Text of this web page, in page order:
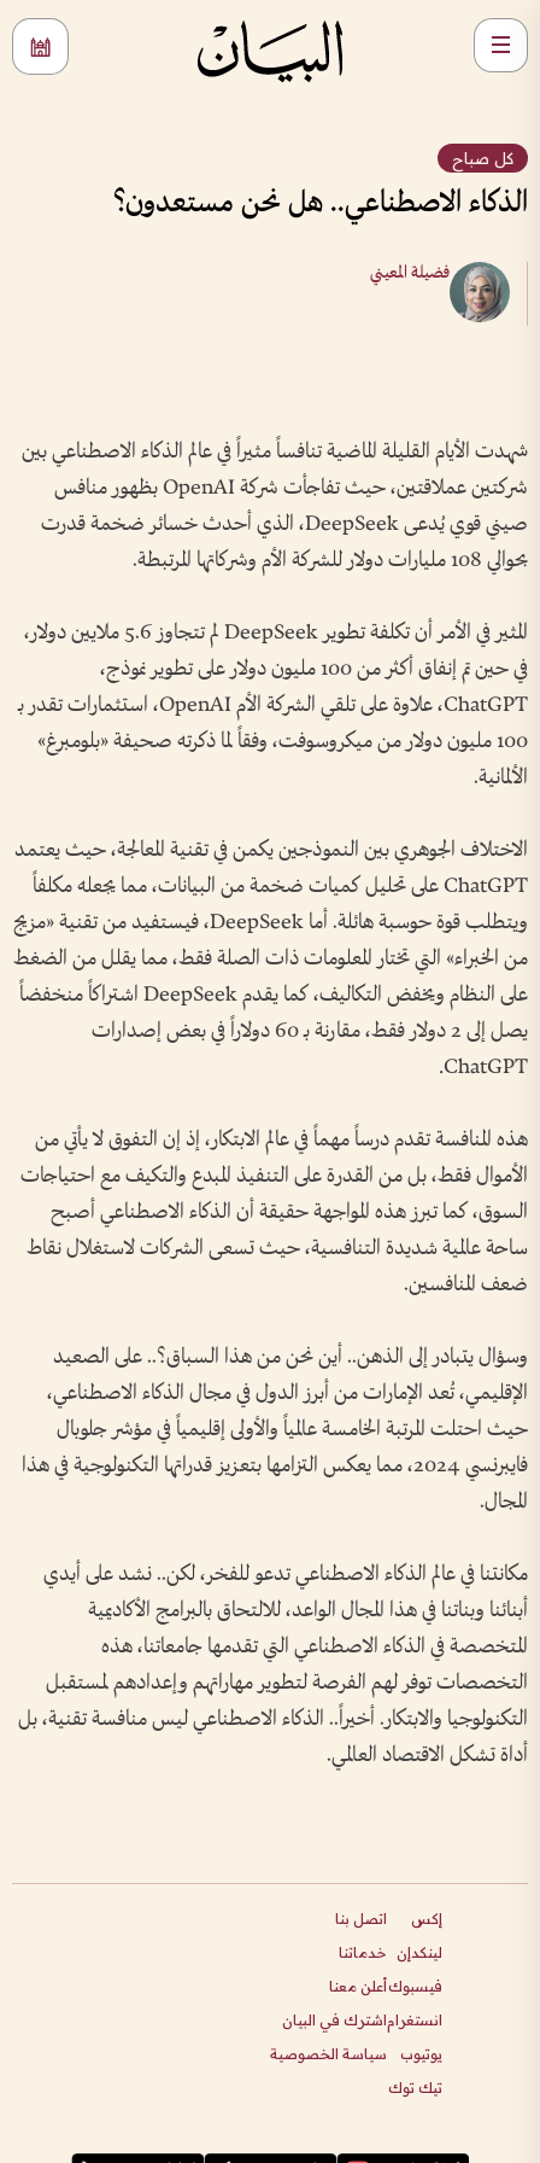
كل صباح
الذكاء الاصطناعي.. هل نحن مستعدون؟
فضيلة المعيني
شهدت الأيام القليلة الماضية تنافساً مثيراً في عالم الذكاء الاصطناعي بين
شركتين عملاقتين، حيث تفاجأت شركة OpenAI بظهور منافس
صيني قوي يُدعى DeepSeek، الذي أحدث خسائر ضخمة قدرت
بحوالي 108 مليارات دولار للشركة الأم وشركاتها المرتبطة.
المثير في الأمر أن تكلفة تطوير DeepSeek لم تتجاوز 5.6 ملايين دولار،
في حين تم إنفاق أكثر من 100 مليون دولار على تطوير نموذج،
ChatGPT، علاوة على تلقي الشركة الأم OpenAI، استثمارات تقدر بـ
100 مليون دولار من ميكروسوفت، وفقاً لما ذكرته صحيفة «بلومبرغ»
الألمانية.
الاختلاف الجوهري بين النموذجين يكمن في تقنية المعالجة، حيث يعتمد
ChatGPT على تحليل كميات ضخمة من البيانات، مما يجعله مكلفاً
ويتطلب قوة حوسبة هائلة. أما DeepSeek، فيستفيد من تقنية «مزيج
من الخبراء» التي تختار المعلومات ذات الصلة فقط، مما يقلل من الضغط
على النظام ويخفض التكاليف، كما يقدم DeepSeek اشتراكاً منخفضاً
يصل إلى 2 دولار فقط، مقارنة بـ 60 دولاراً في بعض إصدارات
ChatGPT.
هذه المنافسة تقدم درساً مهماً في عالم الابتكار، إذ إن التفوق لا يأتي من
الأموال فقط، بل من القدرة على التنفيذ المبدع والتكيف مع احتياجات
السوق، كما تبرز هذه المواجهة حقيقة أن الذكاء الاصطناعي أصبح
ساحة عالمية شديدة التنافسية، حيث تسعى الشركات لاستغلال نقاط
ضعف المنافسين.
وسؤال يتبادر إلى الذهن.. أين نحن من هذا السباق؟.. على الصعيد
الإقليمي، تُعد الإمارات من أبرز الدول في مجال الذكاء الاصطناعي،
حيث احتلت المرتبة الخامسة عالمياً والأولى إقليمياً في مؤشر جلوبال
فايبرنسي 2024، مما يعكس التزامها بتعزيز قدراتها التكنولوجية في هذا
المجال.
مكانتنا في عالم الذكاء الاصطناعي تدعو للفخر، لكن.. نشد على أيدي
أبنائنا وبناتنا في هذا المجال الواعد، للالتحاق بالبرامج الأكاديمية
المتخصصة في الذكاء الاصطناعي التي تقدمها جامعاتنا، هذه
التخصصات توفر لهم الفرصة لتطوير مهاراتهم وإعدادهم لمستقبل
التكنولوجيا والابتكار. أخيراً.. الذكاء الاصطناعي ليس منافسة تقنية، بل
أداة تشكل الاقتصاد العالمي.
إكس
لينكدإن
فيسبوك
انستغرام
يوتيوب
تيك توك
اتصل بنا
خدماتنا
أعلن معنا
اشترك في البيان
سياسة الخصوصية